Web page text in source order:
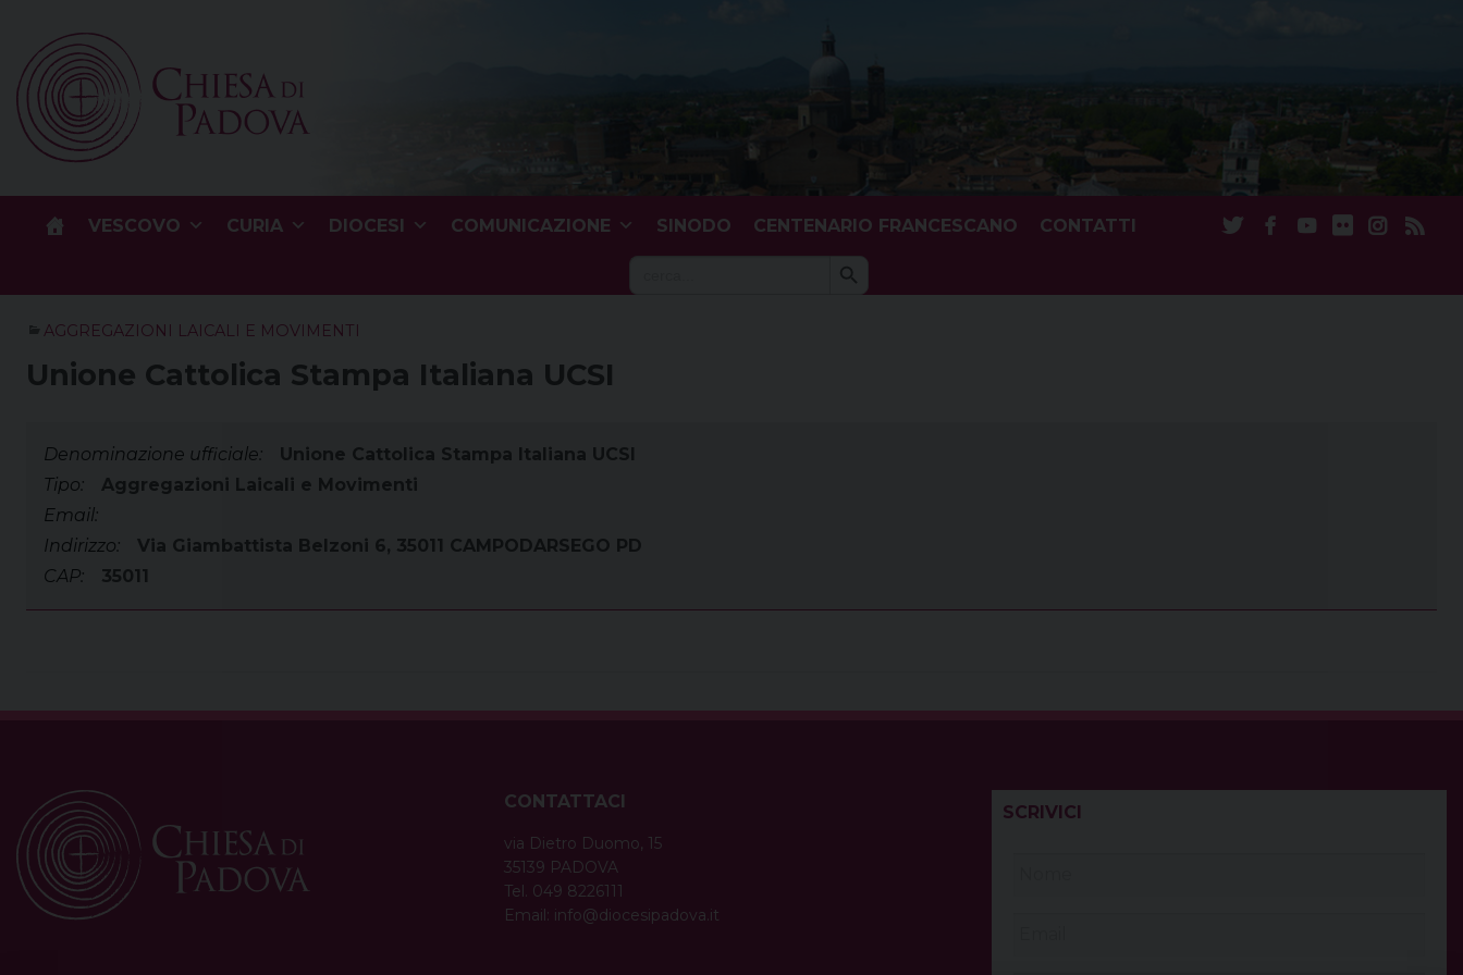
content
VESCOVO CURIA DIOCESI COMUNICAZIONE SINODO CENTENARIO FRANCESCANO
CONTATTI
Search
Search Button
AGGREGAZIONI LAICALI E MOVIMENTI
Unione Cattolica Stampa Italiana UCSI
Denominazione ufficiale:
Unione Cattolica Stampa Italiana UCSI
Tipo:
Aggregazioni Laicali e Movimenti
Email:
Indirizzo:
Via Giambattista Belzoni 6, 35011 CAMPODARSEGO PD
CAP:
35011
CONTATTACI
via Dietro Duomo, 15
35139 PADOVA
Tel. 049 8226111
Email: info@diocesipadova.it
SCRIVICI